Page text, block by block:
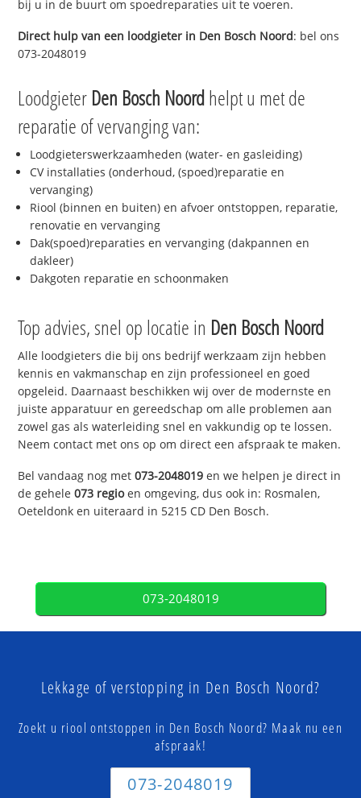
bij u in de buurt om spoedreparaties uit te voeren.
Direct hulp van een loodgieter in Den Bosch Noord: bel ons
073-2048019
Loodgieter Den Bosch Noordhelpt u met de
reparatie of vervanging van:
Loodgieterswerkzaamheden (water- en gasleiding)
CV installaties (onderhoud, (spoed)reparatie en
vervanging)
Riool (binnen en buiten) en afvoer ontstoppen, reparatie,
renovatie en vervanging
Dak(spoed)reparaties en vervanging (dakpannen en
dakleer)
Dakgoten reparatie en schoonmaken
Top advies, snel op locatie in Den Bosch Noord
Alle loodgieters die bij ons bedrijf werkzaam zijn hebben
kennis en vakmanschap en zijn professioneel en goed
opgeleid. Daarnaast beschikken wij over de modernste en
juiste apparatuur en gereedschap om alle problemen aan
zowel gas als waterleiding snel en vakkundig op te lossen.
Neem contact met ons op om direct een afspraak te maken.
Bel vandaag nog met073-2048019 en we helpen je direct in
de gehele073 regioen omgeving, dus ook in: Rosmalen,
Oeteldonk en uiteraard in 5215 CD Den Bosch.
073-2048019
Lekkage of verstopping in Den Bosch Noord?
Zoekt u riool ontstoppen in Den Bosch Noord? Maak nu een
afspraak!
073-2048019